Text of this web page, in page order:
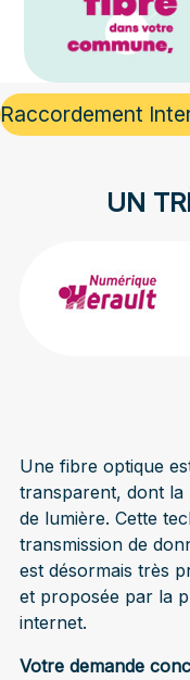
Raccordement
UN
Une fibre optique
transparent, dont la
de lumière. Cette
transmission de
est désormais très
et proposée par la
internet.
Votre demande